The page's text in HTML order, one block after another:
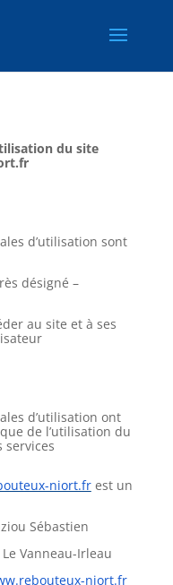
du site
d’utilisation sont
désigné –
au site et à ses
d’utilisation ont
de l’utilisation du
services
niort.frest un
Sébastien
Vanneau-Irleau
niort.fr